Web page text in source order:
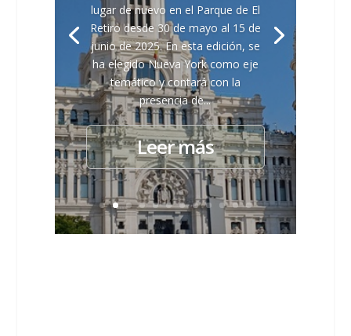
lugar de nuevo en el Parque de El
Retiro desde 30 de mayo al 15 de
junio de 2025. En esta edición, se
ha elegido Nueva York como eje
temático y contará con la
presencia de...
Leer más